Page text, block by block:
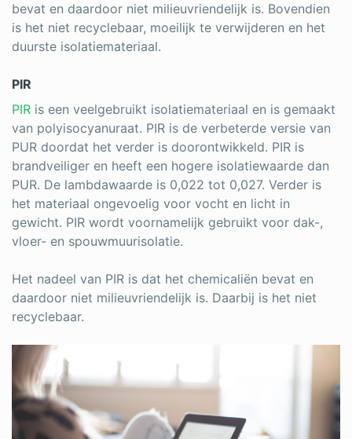
bevat en daardoor niet milieuvriendelijk is. Bovendien
is het niet recyclebaar, moeilijk te verwijderen en het
duurste isolatiemateriaal.
PIR
PIR is een veelgebruikt isolatiemateriaal en is gemaakt
van polyisocyanuraat. PIR is de verbeterde versie van
PUR doordat het verder is doorontwikkeld. PIR is
brandveiliger en heeft een hogere isolatiewaarde dan
PUR. De lambdawaarde is 0,022 tot 0,027. Verder is
het materiaal ongevoelig voor vocht en licht in
gewicht. PIR wordt voornamelijk gebruikt voor dak-,
vloer- en spouwmuurisolatie.
Het nadeel van PIR is dat het chemicaliën bevat en
daardoor niet milieuvriendelijk is. Daarbij is het niet
recyclebaar.